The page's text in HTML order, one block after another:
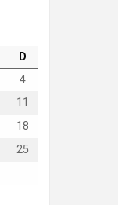
D
4
11
18
25